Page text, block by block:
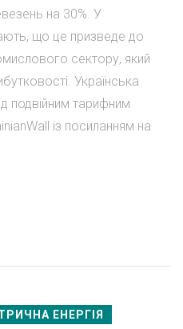
на 30%. У
що це призведе до
сектору, який
Українська
подвійним тарифним
із посиланням на
ЕНЕРГІЯ